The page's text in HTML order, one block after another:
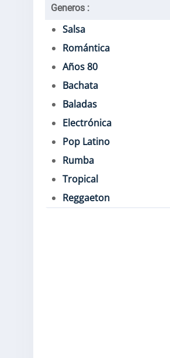
Generos :
Salsa
Romántica
Años 80
Bachata
Baladas
Electrónica
Pop Latino
Rumba
Tropical
Reggaeton